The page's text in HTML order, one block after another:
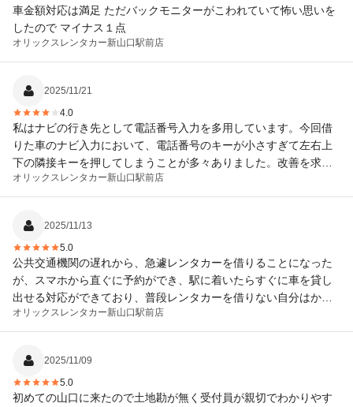
車金額対応は満足 ただバックモニターがこわれていて怖い思いを
したので マイナス１点
オリックスレンタカー新山口駅前店
2025/11/21
4.0
私はナビの行き先として電話番号入力を多用しています。今回借
りた車のナビ入力において、電話番号のキーが小さすぎて左右上
下の隣接キーを押してしまうことが多々ありました。改善を求め
ます。
オリックスレンタカー新山口駅前店
2025/11/13
5.0
公共交通機関の遅れから、急遽レンタカーを借りることになった
が、スマホから直ぐに予約ができ、駅に着いたらすぐに車を貸し
出せる対応ができており、普段レンタカーを借りない自分はかな
り感激した。素晴らしい！
オリックスレンタカー新山口駅前店
2025/11/09
5.0
初めての山口に来たので土地勘が無く受付員が親切でわかりやす